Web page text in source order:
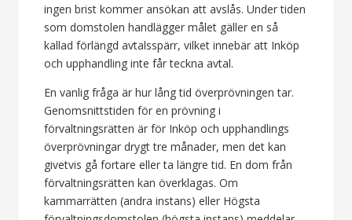
ingen brist kommer ansökan att avslås. Under tiden
som domstolen handlägger målet gäller en så
kallad förlängd avtalsspärr, vilket innebär att Inköp
och upphandling inte får teckna avtal.
En vanlig fråga är hur lång tid överprövningen tar.
Genomsnittstiden för en prövning i
förvaltningsrätten är för Inköp och upphandlings
överprövningar drygt tre månader, men det kan
givetvis gå fortare eller ta längre tid. En dom från
förvaltningsrätten kan överklagas. Om
kammarrätten (andra instans) eller Högsta